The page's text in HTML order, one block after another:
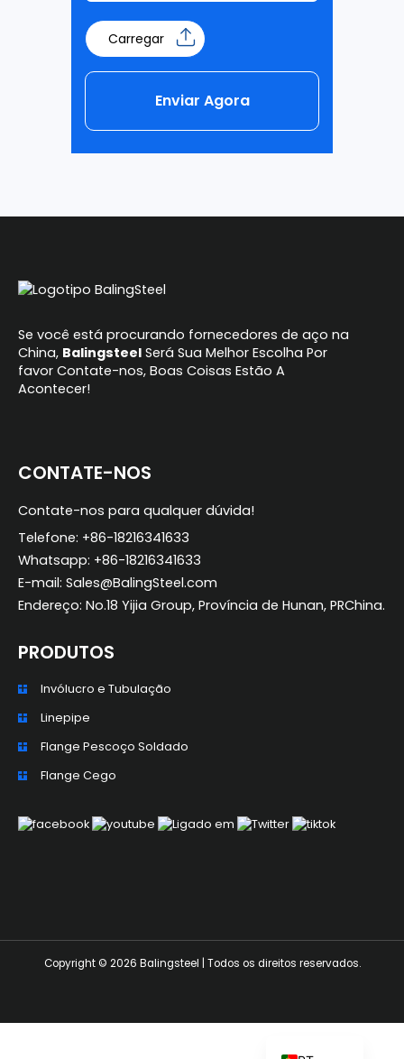
Carregar
Enviar Agora
Alternative:
Se você está procurando fornecedores de aço na
China, Balingsteel Será Sua Melhor Escolha Por
favor Contate-nos, Boas Coisas Estão A
Acontecer!
CONTATE-NOS
Contate-nos para qualquer dúvida!
Telefone: +86-18216341633
Whatsapp: +86-18216341633
E-mail: Sales@BalingSteel.com
Endereço: No.18 Yijia Group, Província de Hunan, PRChina.
PRODUTOS
Invólucro e Tubulação
Linepipe
Flange Pescoço Soldado
Flange Cego
Copyright © 2026 Balingsteel | Todos os direitos reservados.
NL
FR
RU